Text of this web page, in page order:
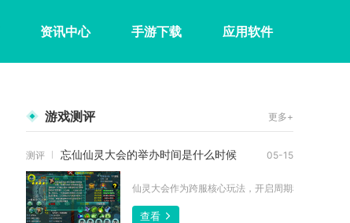
资讯中心 手游下载 应用软件
游戏测评 更多+
测评 忘仙仙灵大会的举办时间是什么时候 05-15
仙灵大会作为跨服核心玩法，开启周期稳定，每月
查看